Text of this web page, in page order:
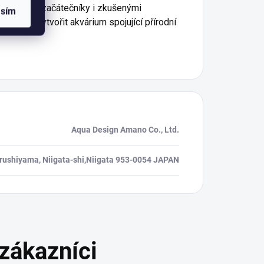
mezi začátečníky i zkušenými
chtějí vytvořit akvárium spojující přírodní
Aqua Design Amano Co., Ltd.
Niigata-shi,Niigata 953-0054 JAPAN